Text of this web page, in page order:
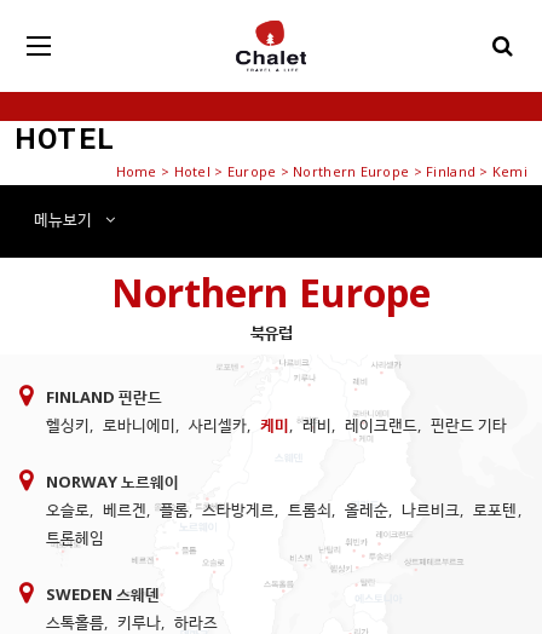
HOTEL
Home > Hotel > Europe > Northern Europe > Finland > Kemi
메뉴보기
북유럽
Northern Europe
FINLAND 핀란드
헬싱키, 로바니에미, 사리셀카, 케미, 레비, 레이크랜드, 핀란드 기타
NORWAY 노르웨이
오슬로, 베르겐, 플롬, 스타방게르, 트롬쇠, 올레순, 나르비크, 로포텐,
트론헤임
SWEDEN 스웨덴
스톡홀름, 키루나, 하라즈